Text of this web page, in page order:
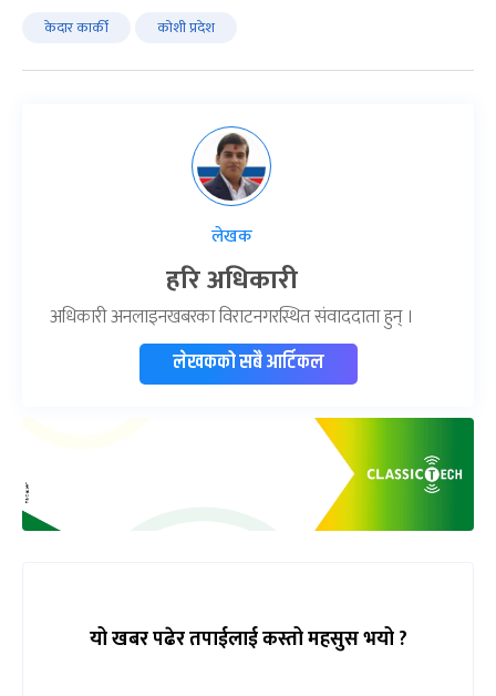
केदार कार्की कोशी प्रदेश
लेखक
हरि अधिकारी
अधिकारी अनलाइनखबरका विराटनगरस्थित संवाददाता हुन् ।
लेखकको सबै आर्टिकल
यो खबर पढेर तपाईलाई कस्तो महसुस भयो ?